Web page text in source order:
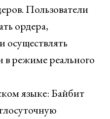
Пользователи
ордера,
осуществлять
в режиме реального
языке: Байбит